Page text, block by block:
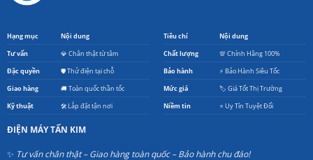
Hạng mục Nội dung
Tư vấn 💎 Chân thật từ tâm
Đặc quyền 🛡️ Thử điện tại chỗ
Giao hàng 🚚 Toàn quốc thần tốc
Kỹ thuật 🛠️ Lắp đặt tận nơi
Tiêu chí Nội dung
Chất lượng 💯 Chính Hãng 100%
Bảo hành ⚡ Bảo Hành Siêu Tốc
Mức giá 🏷️ Giá Tốt Thị Trường
Niềm tin ⭐ Uy Tín Tuyệt Đối
ĐIỆN MÁY TẤN KIM
✨ Tư vấn chân thật – Giao hàng toàn quốc – Bảo hành chu đáo!